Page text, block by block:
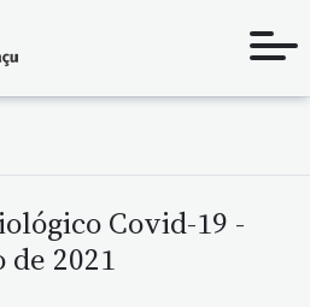
Covid-19 -
de 2021